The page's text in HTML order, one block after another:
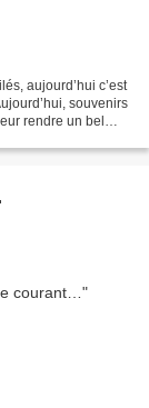
aujourd’hui c’est
souvenirs
rendre un bel